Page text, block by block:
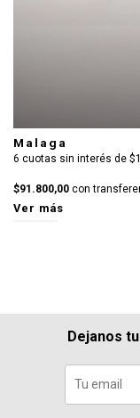
Malaga
6 cuotas sin interés de
$91.800,00 con
Ver más
Dejanos